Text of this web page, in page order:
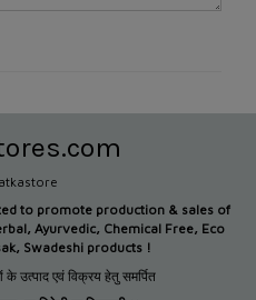
to promote production & sales of
Ayurvedic, Chemical Free, Eco
Swadeshi products !
उत्पाद एवं विक्रय हेतु समर्पित